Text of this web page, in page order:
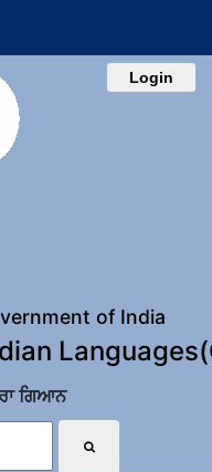
Login
of India
ਗਿਆਨ